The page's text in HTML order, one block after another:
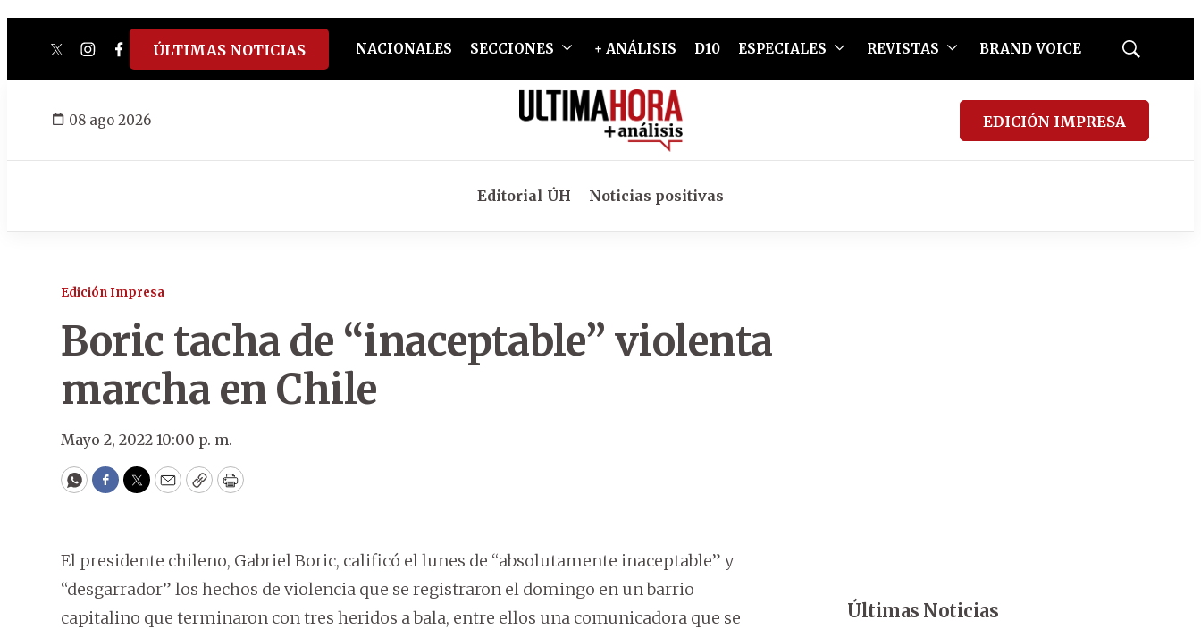
twitterinstagram
facebook
tiktokyoutube
spotify
ÚLTIMAS NOTICIAS NACIONALES SECCIONES + ANÁLISIS D10 ESPECIALES REVISTAS BRAND VOICE
Mostrar
08 ago 2026 EDICIÓN IMPRESA
Editorial ÚH Noticias positivas
Edición Impresa
Boric tacha de “inaceptable” violenta
marcha en Chile
Mayo 2, 2022 10:00 p. m.
WhatsApp
Facebook
Twitter
EmailCopyPrint
El presidente chileno, Gabriel Boric, calificó el lunes de “absolutamente inaceptable” y
“desgarrador” los hechos de violencia que se registraron el domingo en un barrio
capitalino que terminaron con tres heridos a bala, entre ellos una comunicadora que se
Últimas Noticias